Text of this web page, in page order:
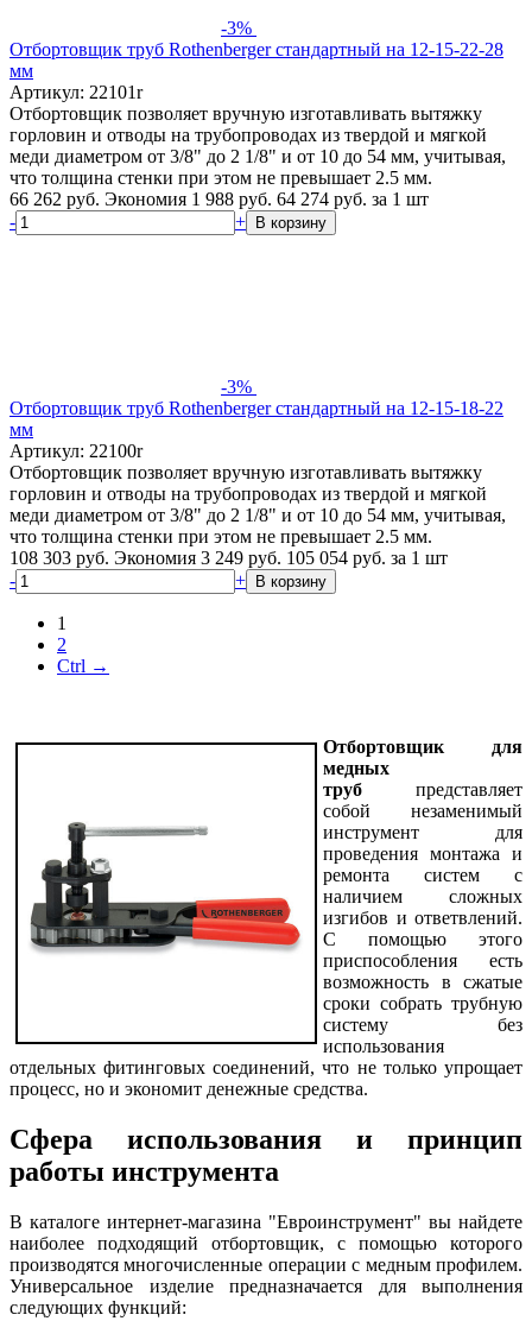
-3%
Отбортовщик труб Rothenberger стандартный на 12-15-22-28
мм
Артикул: 22101r
Отбортовщик позволяет вручную изготавливать вытяжку
горловин и отводы на трубопроводах из твердой и мягкой
меди диаметром от 3/8" до 2 1/8" и от 10 до 54 мм, учитывая,
что толщина стенки при этом не превышает 2.5 мм.
66 262 руб. Экономия 1 988 руб. 64 274 руб. за 1 шт
-
+ В корзину
-3%
Отбортовщик труб Rothenberger стандартный на 12-15-18-22
мм
Артикул: 22100r
Отбортовщик позволяет вручную изготавливать вытяжку
горловин и отводы на трубопроводах из твердой и мягкой
меди диаметром от 3/8" до 2 1/8" и от 10 до 54 мм, учитывая,
что толщина стенки при этом не превышает 2.5 мм.
108 303 руб. Экономия 3 249 руб. 105 054 руб. за 1 шт
-
+ В корзину
1
2
Ctrl →
Отбортовщик для
медных
труб представляет
собой незаменимый
инструмент для
проведения монтажа и
ремонта систем с
наличием сложных
изгибов и ответвлений.
С помощью этого
приспособления есть
возможность в сжатые
сроки собрать трубную
систему без
использования
отдельных фитинговых соединений, что не только упрощает
процесс, но и экономит денежные средства.
Сфера использования и принцип
работы инструмента
В каталоге интернет-магазина "Евроинструмент" вы найдете
наиболее подходящий отбортовщик, с помощью которого
производятся многочисленные операции с медным профилем.
Универсальное изделие предназначается для выполнения
следующих функций: